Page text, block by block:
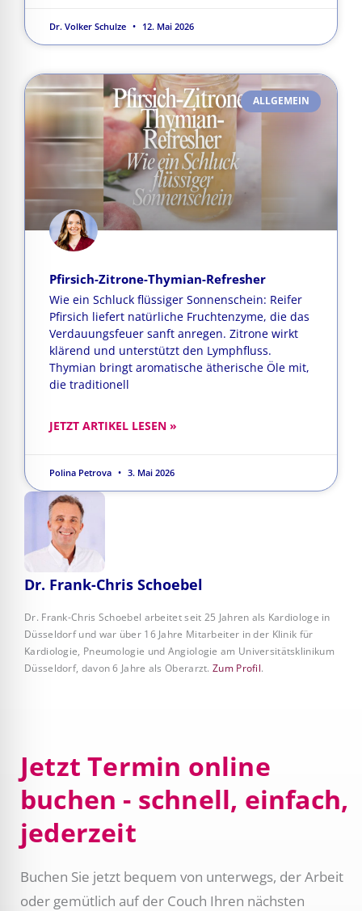
Dr. Frank-Chris Schoebel
Dr. Frank-Chris Schoebel arbeitet seit 25 Jahren als Kardiologe in
Düsseldorf und war über 16 Jahre Mitarbeiter in der Klinik für
Kardiologie, Pneumologie und Angiologie am Universitätsklinikum
Düsseldorf, davon 6 Jahre als Oberarzt.Zum Profil.
Dr. Volker Schulze 12. Mai 2026
ALLGEMEIN
Pfirsich-Zitrone-Thymian-Refresher
Wie ein Schluck flüssiger Sonnenschein: Reifer
Pfirsich liefert natürliche Fruchtenzyme, die das
Verdauungsfeuer sanft anregen. Zitrone wirkt
klärend und unterstützt den Lymphfluss.
Thymian bringt aromatische ätherische Öle mit,
die traditionell
JETZT ARTIKEL LESEN »
Polina Petrova 3. Mai 2026
Jetzt Termin online
buchen - schnell, einfach,
jederzeit
Buchen Sie jetzt bequem von unterwegs, der Arbeit
oder gemütlich auf der Couch Ihren nächsten